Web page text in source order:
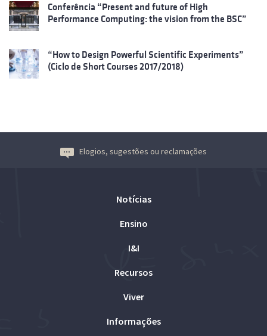
Conferência “Present and future of High
Performance Computing: the vision from the BSC”
“How to Design Powerful Scientific Experiments”
(Ciclo de Short Courses 2017/2018)
Elogios, sugestões ou reclamações
Notícias
Ensino
I&I
Recursos
Viver
Informações